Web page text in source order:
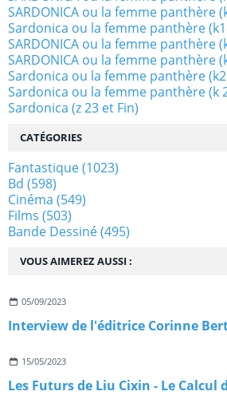
VOUS AIMEREZ AUSSI :
05/09/2023
15/05/2023
Les Futurs de Liu Cixin - Le Calcul
SARDONICA ou la femme panthère
Sardonica ou la femme panthère
SARDONICA ou la femme panthère
SARDONICA ou la femme panthère
Sardonica ou la femme panthère
Sardonica ou la femme panthère (k
Sardonica (z 23 et Fin)
CATÉGORIES
Fantastique(1023)
Bd (598)
Cinéma (549)
Films (503)
Bande Dessiné(495)